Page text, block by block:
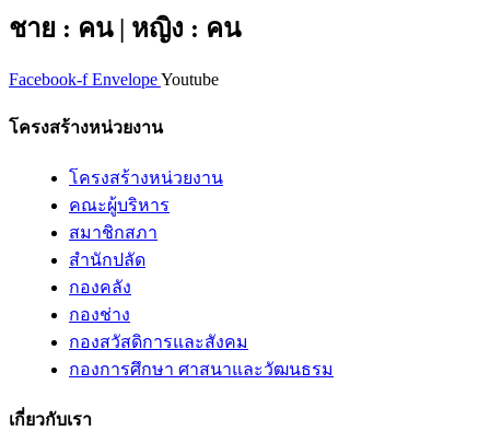
ชาย : คน | หญิง : คน
Facebook-f EnvelopeYoutube
โครงสร้างหน่วยงาน
โครงสร้างหน่วยงาน
คณะผู้บริหาร
สมาชิกสภา
สำนักปลัด
กองคลัง
กองช่าง
กองสวัสดิการและสังคม
กองการศึกษา ศาสนาและวัฒนธรม
เกี่ยวกับเรา